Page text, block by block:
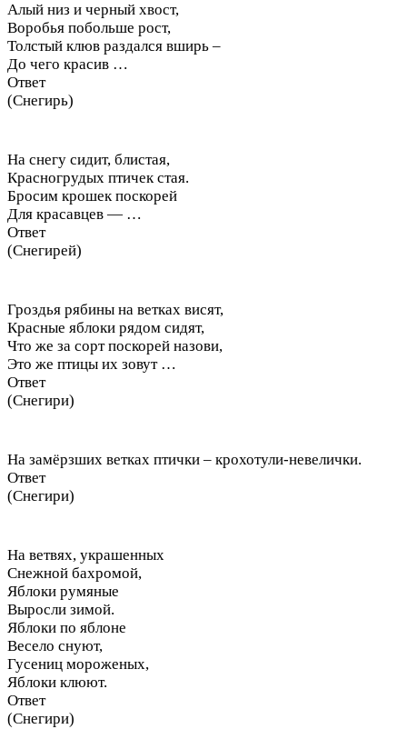
Алый низ и черный хвост,
Воробья побольше рост,
Толстый клюв раздался вширь –
До чего красив …
Ответ
(Снегирь)
На снегу сидит, блистая,
Красногрудых птичек стая.
Бросим крошек поскорей
Для красавцев — …
Ответ
(Снегирей)
Гроздья рябины на ветках висят,
Красные яблоки рядом сидят,
Что же за сорт поскорей назови,
Это же птицы их зовут …
Ответ
(Снегири)
На замёрзших ветках птички – крохотули-невелички.
Ответ
(Снегири)
На ветвях, украшенных
Снежной бахромой,
Яблоки румяные
Выросли зимой.
Яблоки по яблоне
Весело снуют,
Гусениц мороженых,
Яблоки клюют.
Ответ
(Снегири)